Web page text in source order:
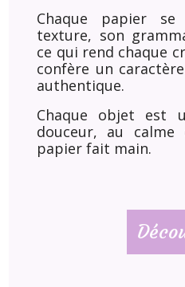
Chaque papier
texture, son
ce qui rend chaque
confère un
authentique.
Chaque objet est
douceur, au
papier fait main.